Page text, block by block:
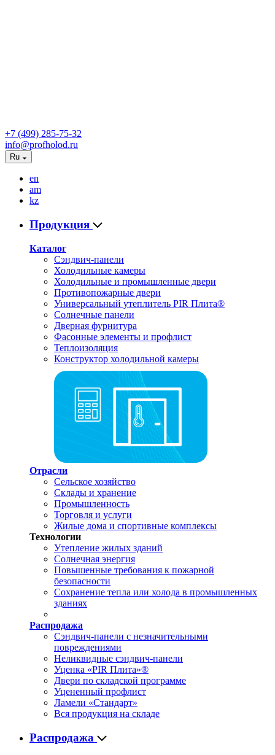
+7 (499) 285-75-32
info@profholod.ru
Ru
en
am
kz
Продукция
Каталог
Сэндвич-панели
Холодильные камеры
Холодильные и промышленные двери
Противопожарные двери
Универсальный утеплитель PIR Плита®
Солнечные панели
Дверная фурнитура
Фасонные элементы и профлист
Теплоизоляция
Конструктор холодильной камеры
Отрасли
Сельское хозяйство
Склады и хранение
Промышленность
Торговля и услуги
Жилые дома и спортивные комплексы
Технологии
Утепление жилых зданий
Солнечная энергия
Повышенные требования к пожарной
безопасности
Сохранение тепла или холода в промышленных
зданиях
Распродажа
Сэндвич-панели с незначительными
повреждениями
Неликвидные сэндвич-панели
Уценка «PIR Плита»®
Двери по складской программе
Уцененный профлист
Ламели «Стандарт»
Вся продукция на складе
Распродажа